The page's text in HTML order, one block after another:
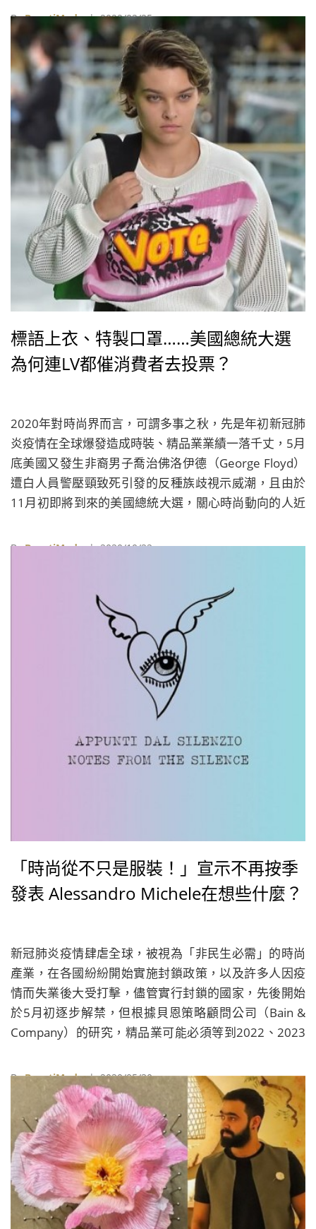
ByBeautiMode| 2022/02/25
標語上衣、特製口罩……美國總統大選
為何連LV都催消費者去投票？
2020年對時尚界而言，可謂多事之秋，先是年初新冠肺
炎疫情在全球爆發造成時裝、精品業業績一落千丈，5月
底美國又發生非裔男子喬治佛洛伊德（George Floyd）
遭白人員警壓頸致死引發的反種族歧視示威潮，且由於
11月初即將到來的美國總統大選，關心時尚動向的人近
明顯越來越多，10月後這些聲音更隨著川普總統
（Joe Biden）之子亨特拜登（Hunter Biden）在其父擔
任副總統時期，與烏克蘭和中國企業往來密切，讓選戰
再添變數而變得更加迫切，其中特別引人矚目的，莫過
於呼籲美國選民出門投票，甚至連不是來自美國的Louis
Vuitton，也在2021春夏系列大秀上，以一襲印著Vote
字樣的上衣開場，足見時尚界對美國總統大選的關切程
ByBeautiMode| 2020/10/22
「時尚從不只是服裝！」宣示不再按季
發表 Alessandro Michele在想些什麼？
新冠肺炎疫情肆虐全球，被視為「非民生必需」的時尚
產業，在各國紛紛開始實施封鎖政策，以及許多人因疫
情而失業後大受打擊，儘管實行封鎖的國家，先後開始
於5月初逐步解禁，但根據貝恩策略顧問公司（Bain &
Company）的研究，精品業可能必須等到2022、2023
時尚界內也先後出現希望能對現行體制進行改革的聲
音，而改革的方向，從檢討過於快速的產品週期，到調
整發表時間，以及更全面的全盤調整都有。
ByBeautiMode| 2020/05/30